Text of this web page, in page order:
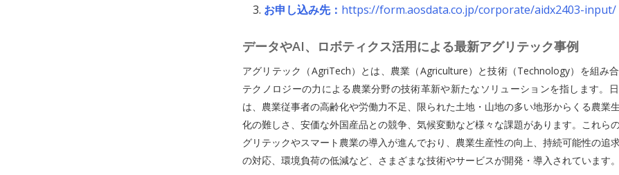
お申し込み先： https://form.aosdata.co.jp/corporate/aidx2403-input/
データやAI、ロボティクス活用による最新アグリテック事例
アグリテック（AgriTech）とは、農業（Agriculture）と技術（Technology）を組み合
テクノロジーの力による農業分野の技術革新や新たなソリューションを指します。
は、農業従事者の高齢化や労働力不足、限られた土地・山地の多い地形からくる農業
化の難しさ、安価な外国産品との競争、気候変動など様々な課題があります。これら
グリテックやスマート農業の導入が進んでおり、農業生産性の向上、持続可能性の追
の対応、環境負荷の低減など、さまざまな技術やサービスが開発・導入されています。